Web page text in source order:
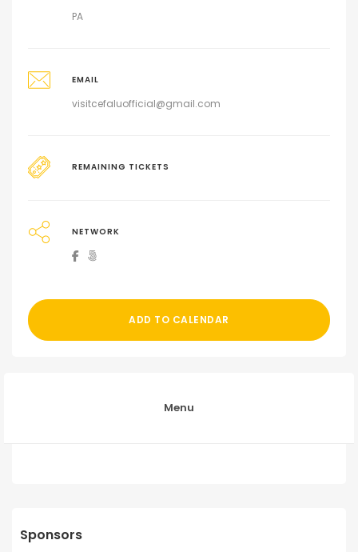
PA
EMAIL
visitcefaluofficial@gmail.com
REMAINING TICKETS
NETWORK
ADD TO CALENDAR
Menu
Sponsors